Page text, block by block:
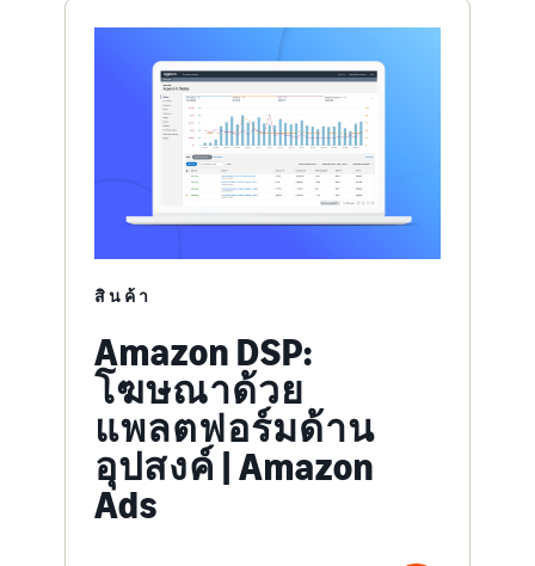
สินค้า
Amazon DSP:
โฆษณาด้วย
แพลตฟอร์มด้าน
อุปสงค์ | Amazon
Ads